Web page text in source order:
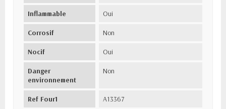
Inflammable Oui
Corrosif Non
Nocif Oui
Danger
environnement
Non
Ref Four1 A13367